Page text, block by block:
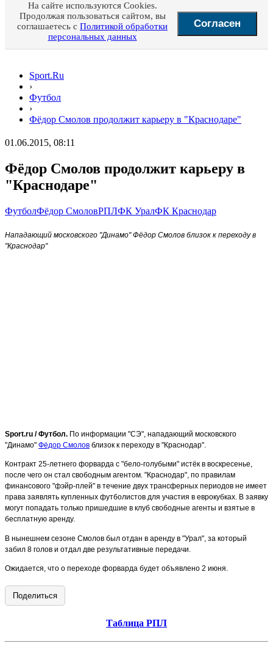
На сайте используются Cookies.
Продолжая пользоваться сайтом, вы
соглашаетесь с Политикой обработки
персональных данных
Согласен
Sport.Ru
›
Футбол
›
Фёдор Смолов продолжит карьеру в "Краснодаре"
01.06.2015, 08:11
Фёдор Смолов продолжит карьеру в
"Краснодаре"
ФутболФёдор СмоловРПЛФК УралФК Краснодар
Нападающий московского "Динамо" Фёдор Смолов близок к переходу в
"Краснодар"
Sport.ru / Футбол. По информации "СЭ", нападающий московского
"Динамо" Фёдор Смолов близок к переходу в "Краснодар".
Контракт 25-летнего форварда с "бело-голубыми" истёк в воскресенье,
после чего он стал свободным агентом. "Краснодар", по правилам
финансового "фэйр-плей" в течение двух трансферных периодов не имеет
права заявлять купленных футболистов для участия в еврокубках. В заявку
могут попадать только пришедшие в клуб свободные агенты и взятые в
бесплатную аренду.
В нынешнем сезоне Смолов был отдан в аренду в "Урал", за который
забил 8 голов и отдал две результативные передачи.
Ожидается, что о переходе форварда будет объявлено 2 июня.
Поделиться
Таблица РПЛ